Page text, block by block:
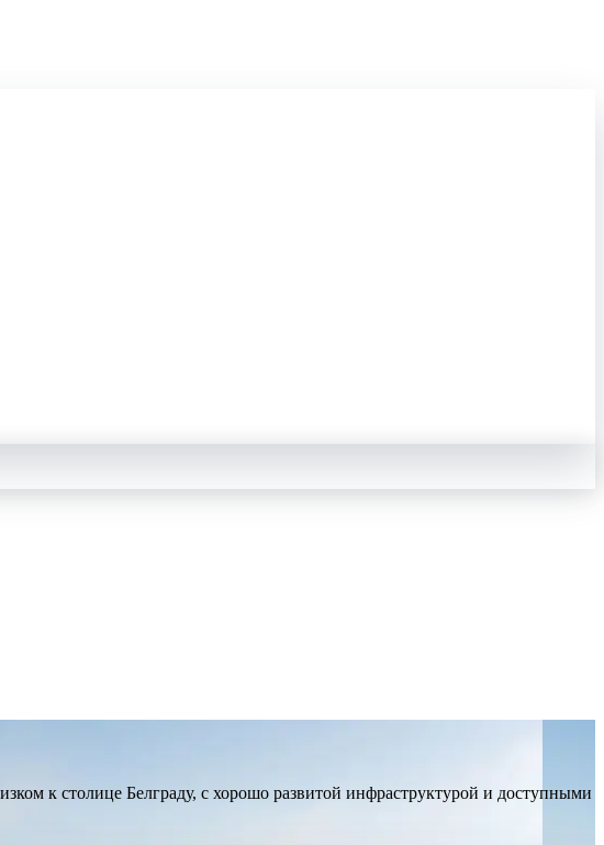
к столице Белграду, с хорошо развитой инфраструктурой и доступными